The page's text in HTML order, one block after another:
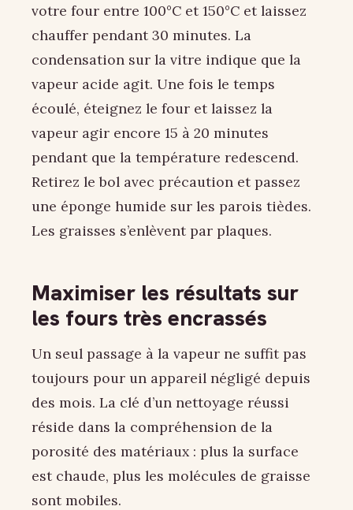
votre four entre 100°C et 150°C et laissez
chauffer pendant 30 minutes. La
condensation sur la vitre indique que la
vapeur acide agit. Une fois le temps
écoulé, éteignez le four et laissez la
vapeur agir encore 15 à 20 minutes
pendant que la température redescend.
Retirez le bol avec précaution et passez
une éponge humide sur les parois tièdes.
Les graisses s’enlèvent par plaques.
Maximiser les résultats sur
les fours très encrassés
Un seul passage à la vapeur ne suffit pas
toujours pour un appareil négligé depuis
des mois. La clé d’un nettoyage réussi
réside dans la compréhension de la
porosité des matériaux : plus la surface
est chaude, plus les molécules de graisse
sont mobiles.